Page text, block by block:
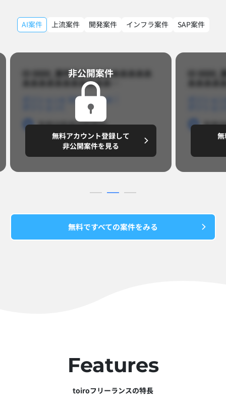
AI案件 上流案件 開発案件 インフラ案件 SAP案件
ID 8888_案件名あああああああああ
あああああああああああ…​
ポジションB
勤務地勤務地勤務地
～8,888,8888円/月
非公開案件​
無料アカウント登録して
非公開案件を見る
ID
勤務地
無料ですべての案件をみる
Features
toiroフリーランスの特長